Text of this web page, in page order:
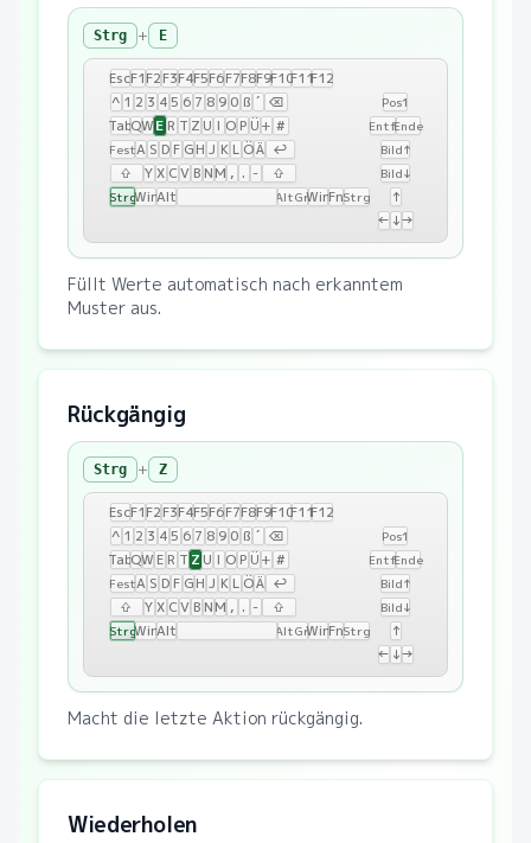
Strg + E
EscF1F2F3F4F5F6F7F8F9F10F11F12
^ 1 2 3 4 5 6 7 8 9 0 ß ´ ⌫
TabQWE R T Z U I OP Ü+ #
FestA S D F GH J K L ÖÄ ↩
⇧
Y X CVBNM , . - ⇧
StrgWinAlt AltGrWinFnStrg
Pos1
EntfEnde
Bild↑
Bild↓
↑
← ↓→
Füllt Werte automatisch nach erkanntem
Muster aus.
Rückgängig
Strg + Z
EscF1F2F3F4F5F6F7F8F9F10F11F12
^ 1 2 3 4 5 6 7 8 9 0 ß ´ ⌫
TabQWE R TZ U I OP Ü+ #
FestA S D F GH J K L ÖÄ ↩
⇧
Y X CVBNM , . - ⇧
StrgWinAlt AltGrWinFnStrg
Pos1
EntfEnde
Bild↑
Bild↓
↑
← ↓→
Macht die letzte Aktion rückgängig.
Wiederholen